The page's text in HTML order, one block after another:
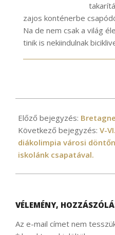
zajos konténerbe
Na de nem csak a világ
tinik is nekiindulnak
03-
21
Előző bejegyzés:
Következő bejegyzés: V-
diákolimpia városi
iskolánk csapatával.
VÉLEMÉNY,
Az e-mail címet nem